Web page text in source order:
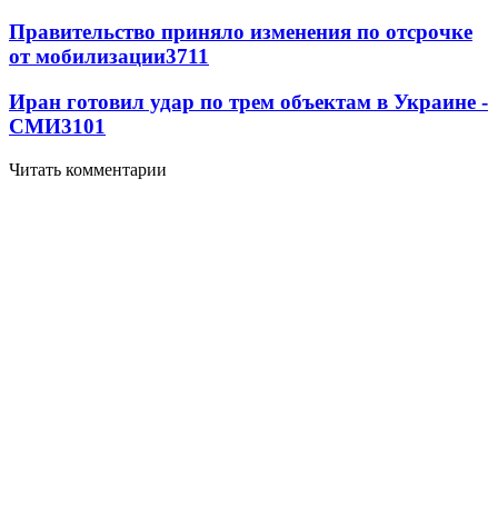
Правительство приняло изменения по отсрочке
от мобилизации3711
Иран готовил удар по трем объектам в Украине -
СМИ3101
Читать комментарии